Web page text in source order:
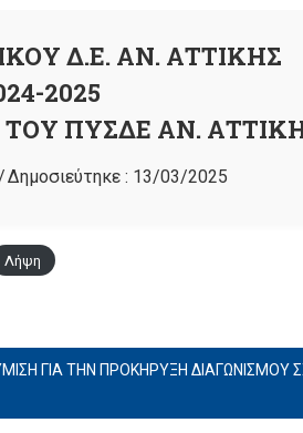
Δ.Ε. ΑΝ. ΑΤΤΙΚΗΣ
2025
ΠΥΣΔΕ ΑΝ.
Δημοσιεύτηκε : 13/03/2025
Λήψη
ΓΙΑ ΤΗΝ ΠΡΟΚΗΡΥΞΗ ΔΙΑΓΩΝΙΣΜΟΥ